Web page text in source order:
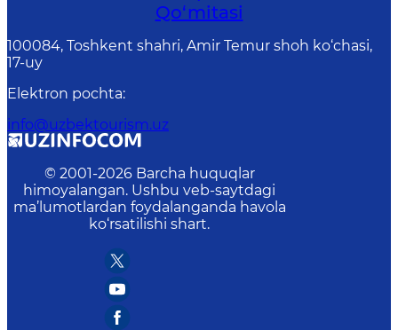
Qo‘mitasi
100084, Toshkent shahri, Amir Temur shoh ko‘chasi,
17-uy
Elektron pochta:
info@uzbektourism.uz
© 2001-2026 Barcha huquqlar
himoyalangan. Ushbu veb-saytdagi
ma’lumotlardan foydalanganda havola
ko‘rsatilishi shart.